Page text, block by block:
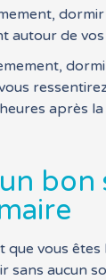
autour de vos
après
que vous êtes
sans aucun